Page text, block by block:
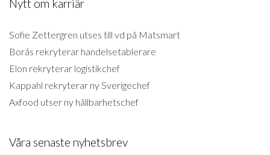
Nytt om karriär
Sofie Zettergren utses till vd på Matsmart
Borås rekryterar handelsetablerare
Elon rekryterar logistikchef
Kappahl rekryterar ny Sverigechef
Axfood utser ny hållbarhetschef
Våra senaste nyhetsbrev